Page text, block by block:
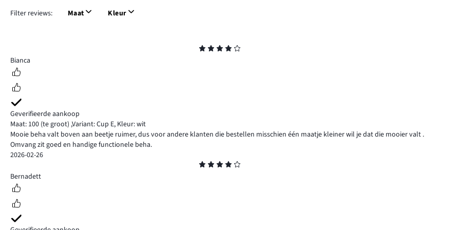
Filter reviews: Maat Kleur
4
Bianca
Geverifieerde aankoop
Maat: 100 (te groot) ,Variant: Cup E, Kleur: wit
Mooie beha valt boven aan beetje ruimer, dus voor andere klanten die bestellen misschien één maatje kleiner wil je dat die mooier valt .
Omvang zit goed en handige functionele beha.
2026-02-26
4
Bernadett